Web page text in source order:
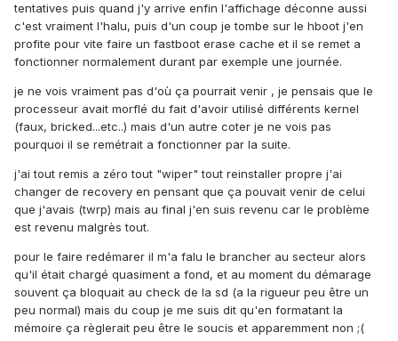
tentatives puis quand j'y arrive enfin l'affichage déconne aussi
c'est vraiment l'halu, puis d'un coup je tombe sur le hboot j'en
profite pour vite faire un fastboot erase cache et il se remet a
fonctionner normalement durant par exemple une journée.
je ne vois vraiment pas d'où ça pourrait venir , je pensais que le
processeur avait morflé du fait d'avoir utilisé différents kernel
(faux, bricked...etc..) mais d'un autre coter je ne vois pas
pourquoi il se remétrait a fonctionner par la suite.
j'ai tout remis a zéro tout "wiper" tout reinstaller propre j'ai
changer de recovery en pensant que ça pouvait venir de celui
que j'avais (twrp) mais au final j'en suis revenu car le problème
est revenu malgrès tout.
pour le faire redémarer il m'a falu le brancher au secteur alors
qu'il était chargé quasiment a fond, et au moment du démarage
souvent ça bloquait au check de la sd (a la rigueur peu être un
peu normal) mais du coup je me suis dit qu'en formatant la
mémoire ça règlerait peu être le soucis et apparemment non ;(